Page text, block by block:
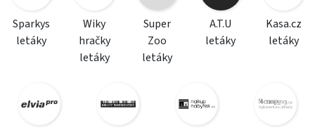
Sparkys
letáky
Wiky
hračky
letáky
Super
Zoo
letáky
A.T.U
letáky
Kasa.cz
letáky